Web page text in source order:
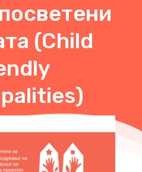
(Child